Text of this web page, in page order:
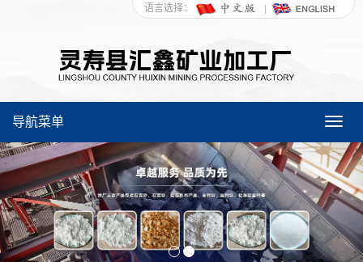
语言选择：
导航菜单